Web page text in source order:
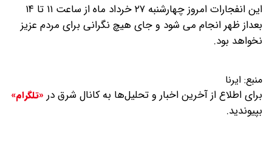
این انفجارات امروز چهارشنبه ۲۷ خرداد ماه از ساعت ۱۱ تا ۱۴
بعداز ظهر انجام می شود و جای هیچ نگرانی برای مردم عزیز
نخواهد بود.
منبع: ایرنا
برای اطلاع از آخرین اخبار و تحلیل‌ها به کانال شرق در «تلگرام»
بپیوندید.